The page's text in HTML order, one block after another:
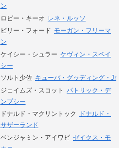
ン
ロビー・キーオ レネ・ルッソ
ビリー・フォード モーガン・フリーマ
ン
ケイシー・シュラー ケヴィン・スペイ
シー
ソルト少佐 キューバ・グッディング・Jr
ジェイムズ・スコット パトリック・デ
ンプシー
ドナルド・マクリントック
ドナルド・
サザーランド
ベンジャミン・アイワビ ゼイクス・モ